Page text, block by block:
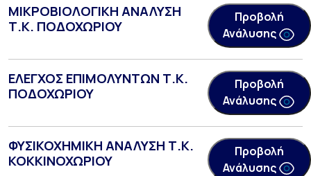
ΜΙΚΡΟΒΙΟΛΟΓΙΚΗ ΑΝΑΛΥΣΗ
Τ.Κ. ΠΟΔΟΧΩΡΙΟΥ
Προβολή
Ανάλυσης
ΕΛΕΓΧΟΣ ΕΠΙΜΟΛΥΝΤΩΝ Τ.Κ.
ΠΟΔΟΧΩΡΙΟΥ
Προβολή
Ανάλυσης
ΦΥΣΙΚΟΧΗΜΙΚΗ ΑΝΑΛΥΣΗ Τ.Κ.
ΚΟΚΚΙΝΟΧΩΡΙΟΥ
Προβολή
Ανάλυσης